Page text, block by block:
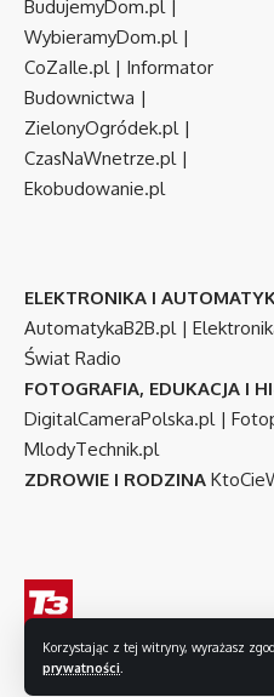
Korzystając z tej witryny, wyrażasz
prywatności
BudujemyDom.pl|
WybieramyDom.pl|
CoZaIle.pl| Informator
Budownictwa |
ZielonyOgródek.pl|
CzasNaWnetrze.pl|
Ekobudowanie.pl
ELEKTRONIKA I
AutomatykaB2B.pl|
Świat Radio
FOTOGRAFIA, EDUKACJA I
DigitalCameraPolska.pl|
MlodyTechnik.pl
ZDROWIE I RODZINA